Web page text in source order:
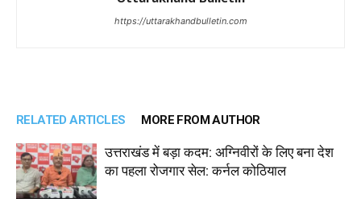
https://uttarakhandbulletin.com
RELATED ARTICLES MORE FROM AUTHOR
उत्तराखंड में बड़ा कदम: अग्निवीरों के लिए बना देश
का पहला रोजगार सेल: कर्नल कोठियाल